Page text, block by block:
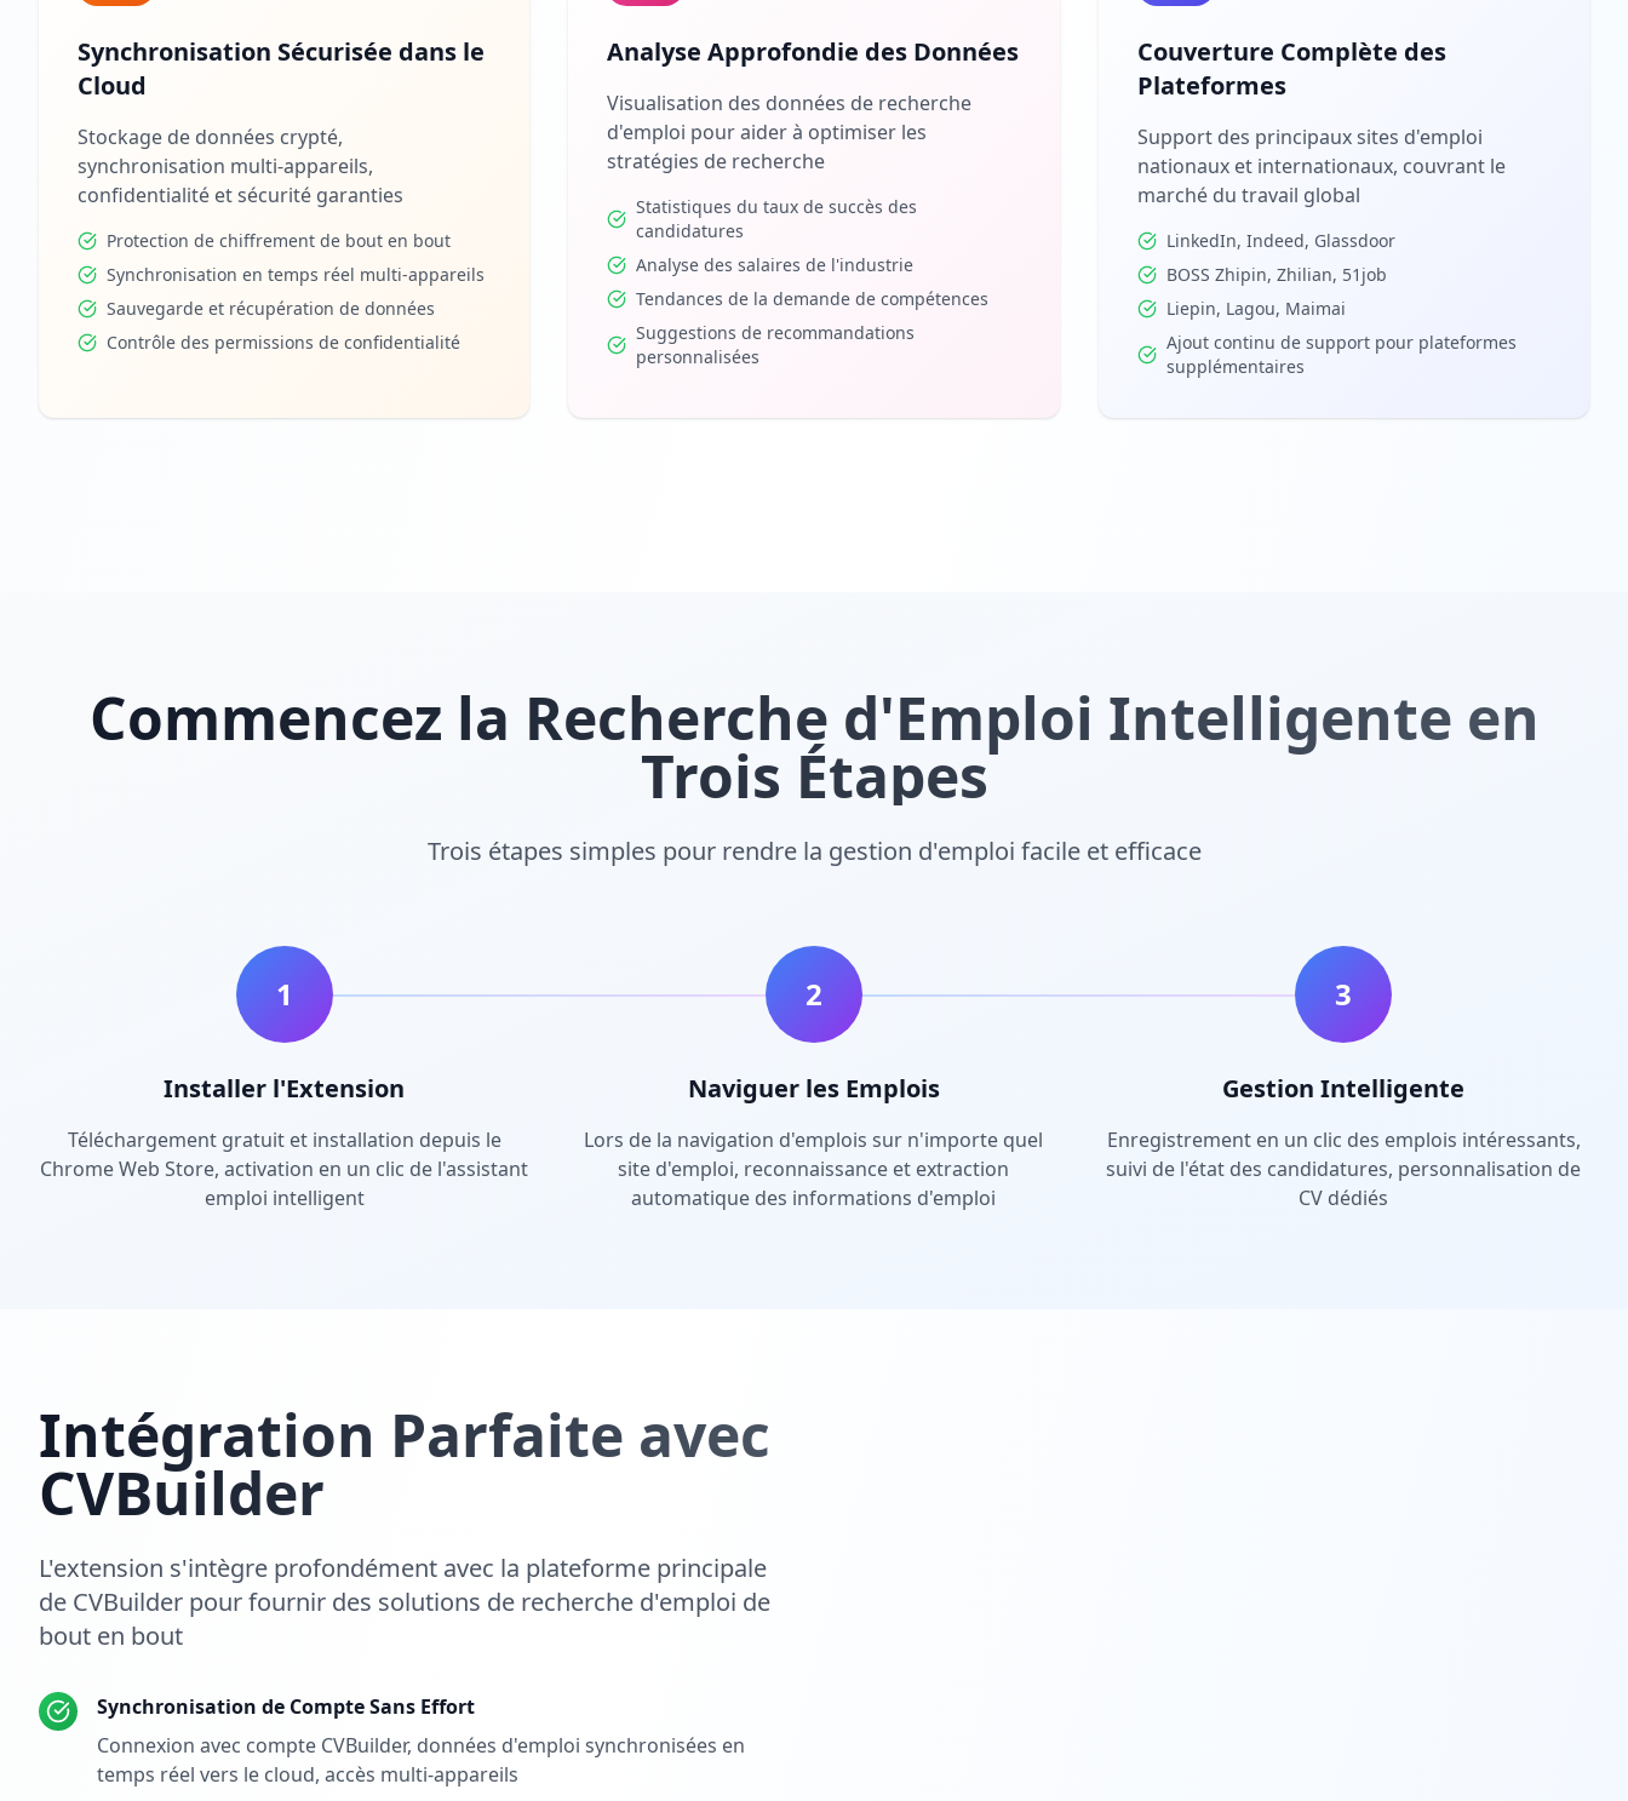
Synchronisation Sécurisée dans le
Cloud
Stockage de données crypté,
synchronisation multi-appareils,
confidentialité et sécurité garanties
Protection de chiffrement de bout en bout
Synchronisation en temps réel multi-appareils
Sauvegarde et récupération de données
Contrôle des permissions de confidentialité
Analyse Approfondie des Données
Visualisation des données de recherche
d'emploi pour aider à optimiser les
stratégies de recherche
Statistiques du taux de succès des
candidatures
Analyse des salaires de l'industrie
Tendances de la demande de compétences
Suggestions de recommandations
personnalisées
Couverture Complète des
Plateformes
Support des principaux sites d'emploi
nationaux et internationaux, couvrant le
marché du travail global
LinkedIn, Indeed, Glassdoor
BOSS Zhipin, Zhilian, 51job
Liepin, Lagou, Maimai
Ajout continu de support pour plateformes
supplémentaires
Commencez la Recherche d'Emploi Intelligente en
Trois Étapes
Trois étapes simples pour rendre la gestion d'emploi facile et efficace
1
Installer l'Extension
Téléchargement gratuit et installation depuis le
Chrome Web Store, activation en un clic de l'assistant
emploi intelligent
2
Naviguer les Emplois
Lors de la navigation d'emplois sur n'importe quel
site d'emploi, reconnaissance et extraction
automatique des informations d'emploi
3
Gestion Intelligente
Enregistrement en un clic des emplois intéressants,
suivi de l'état des candidatures, personnalisation de
CV dédiés
Intégration Parfaite avec
CVBuilder
L'extension s'intègre profondément avec la plateforme principale
de CVBuilder pour fournir des solutions de recherche d'emploi de
bout en bout
Synchronisation de Compte Sans Effort
Connexion avec compte CVBuilder, données d'emploi synchronisées en
temps réel vers le cloud, accès multi-appareils